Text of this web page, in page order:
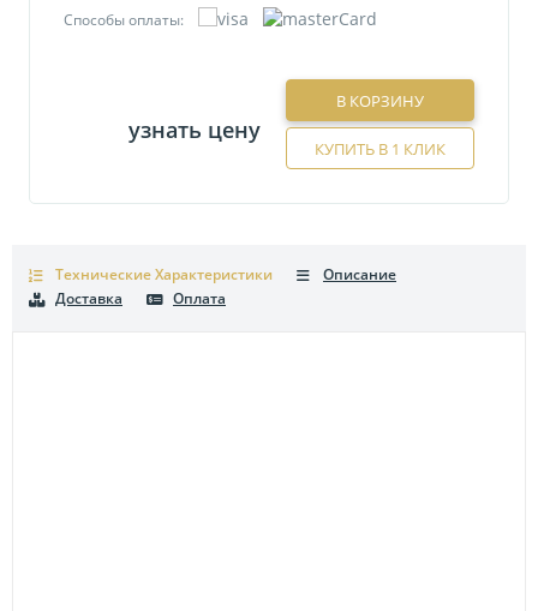
Способы оплаты:
узнать цену
В КОРЗИНУ
КУПИТЬ В 1 КЛИК
Технические Характеристики
Описание
Доставка
Оплата